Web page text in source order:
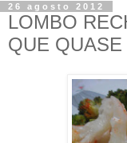
26 agosto 2012
LOMBO
QUE